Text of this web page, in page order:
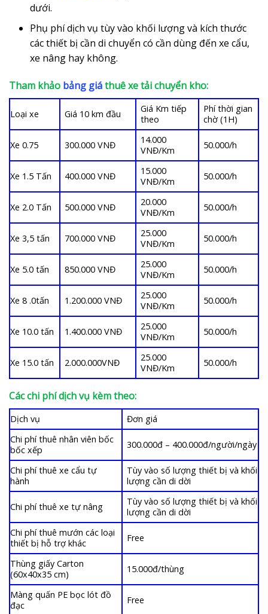
dưới.
Phụ phí dịch vụ tùy vào khối lượng và kích thước
các thiết bị cần di chuyển có cần dùng đến xe cẩu,
xe nâng hay không.
Tham khảo bảng giáthuê xe tải chuyển kho:
Loại xe Giá 10 km đầu
Giá Km tiếp
theo
Phí thời gian
chờ (1H)
Xe 0.75 300.000 VNĐ
14.000
VNĐ/Km
50.000/h
Xe 1.5 Tấn 400.000 VNĐ
15.000
VNĐ/Km
50.000/h
Xe 2.0 Tấn 500.000 VNĐ
20.000
VNĐ/Km
50.000/h
Xe 3,5 tấn 700.000 VNĐ
25.000
VNĐ/Km
50.000/h
Xe 5.0 tấn 850.000 VNĐ
25.000
VNĐ/Km
50.000/h
Xe 8 .0tấn 1.200.000 VNĐ
25.000
VNĐ/Km
50.000/h
Xe 10.0 tấn 1.400.000 VNĐ
25.000
VNĐ/Km
50.000/h
Xe 15.0 tấn 2.000.000VNĐ
25.000
VNĐ/Km
50.000/h
Các chi phí dịch vụ kèm theo:
Dịch vụ
Đơn giá
Chi phí thuê nhân viên bốc
bốc xếp
300.000đ – 400.000đ/người/ngày
Chi phí thuê xe cẩu tự
hành
Tùy vào số lượng thiết bị và khối
lượng cần di dời
Chi phí thuê xe tự nâng
Tùy vào số lượng thiết bị và khối
lượng cần di dời
Chi phí thuê mướn các loại
thiết bị hỗ trợ khác
Free
Thùng giấy Carton
(60x40x35 cm)
15.000đ/thùng
Màng quấn PE bọc lót đồ
đạc
Free